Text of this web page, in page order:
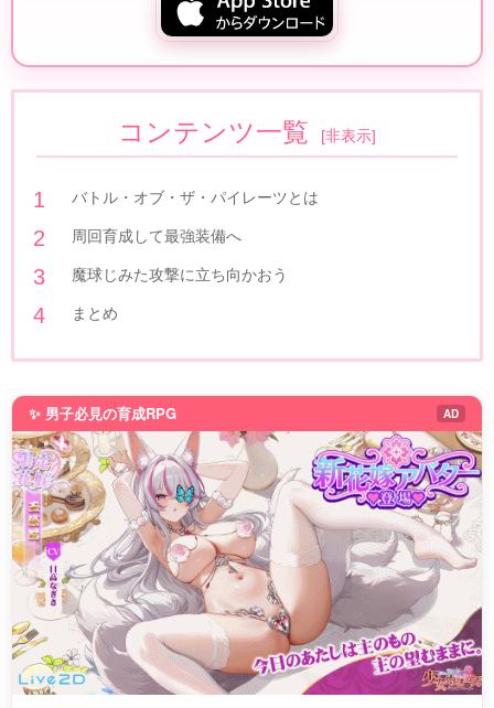
コンテンツ一覧 [非表示]
バトル・オブ・ザ・パイレーツとは
周回育成して最強装備へ
魔球じみた攻撃に立ち向かおう
まとめ
✨ 男子必見の育成RPG AD